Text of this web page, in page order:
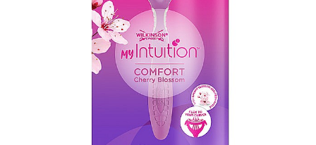
Masca & Gel de par
Servetele Umede & Uscate